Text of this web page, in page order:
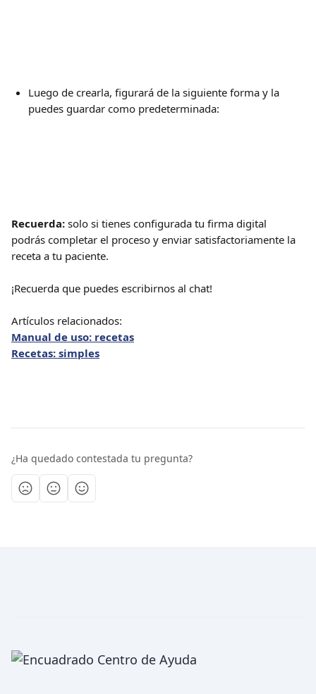
Luego de crearla, figurará de la siguiente forma y la
puedes guardar como predeterminada:
Recuerda: solo si tienes configurada tu firma digital
podrás completar el proceso y enviar satisfactoriamente la
receta a tu paciente.
¡Recuerda que puedes escribirnos al chat!
Artículos relacionados:
Manual de uso: recetas
Recetas: simples
¿Ha quedado contestada tu pregunta?